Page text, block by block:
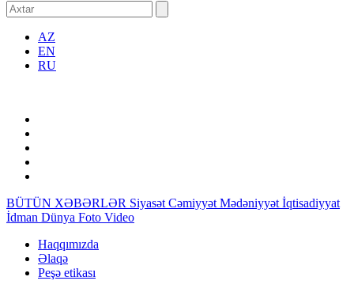
AZ
EN
RU
BÜTÜN XƏBƏRLƏR Siyasət Cəmiyyət Mədəniyyət İqtisadiyyat
İdman Dünya Foto Video
Haqqımızda
Əlaqə
Peşə etikası